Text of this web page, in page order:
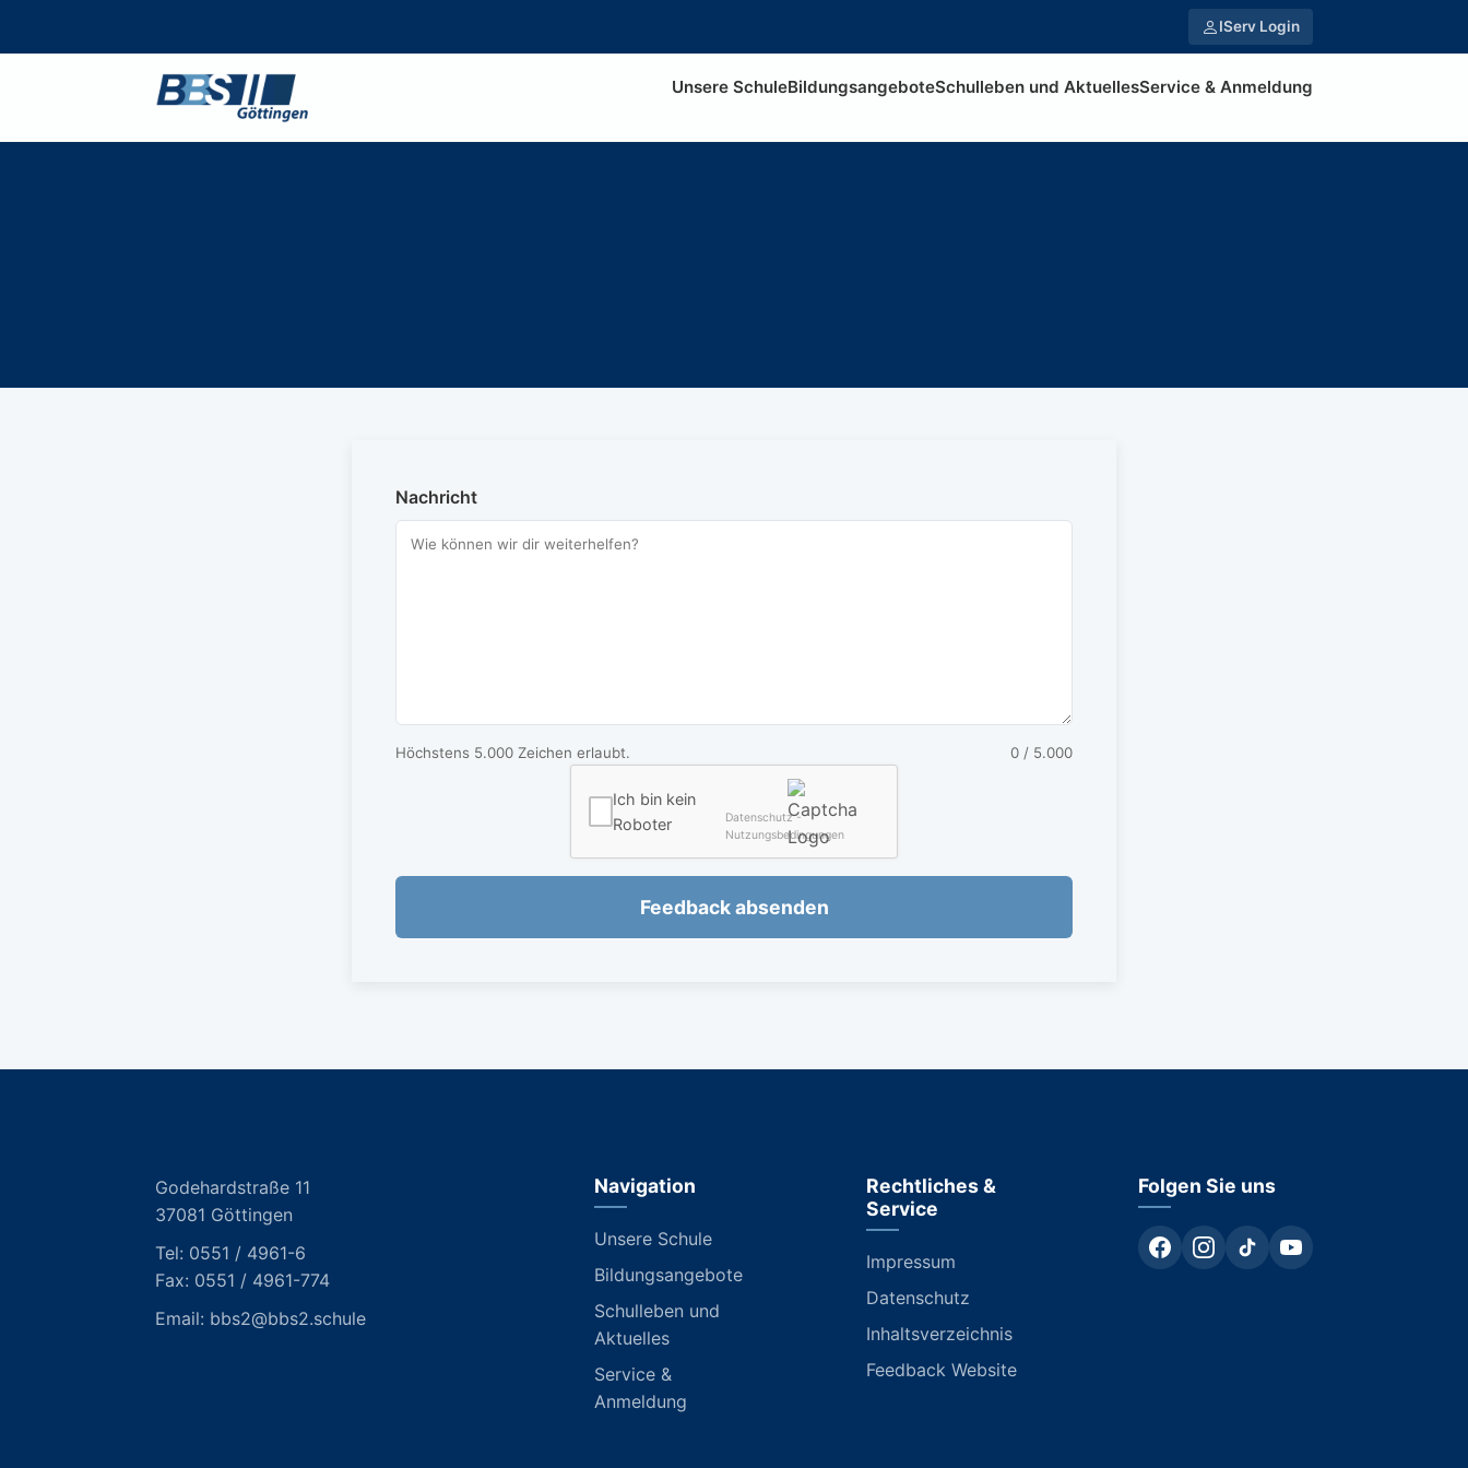
IServ Login
Unsere SchuleBildungsangeboteSchulleben und AktuellesService & Anmeldung
Nachricht
Höchstens 5.000 Zeichen erlaubt. 0 / 5.000
Ich bin kein
Roboter
Datenschutz -
Nutzungsbedingungen
Feedback absenden
Godehardstraße 11
37081 Göttingen
Tel: 0551 / 4961-6
Fax: 0551 / 4961-774
Email: bbs2@bbs2.schule
Navigation
Unsere Schule
Bildungsangebote
Schulleben und
Aktuelles
Service &
Anmeldung
Rechtliches &
Service
Impressum
Datenschutz
Inhaltsverzeichnis
Feedback Website
Folgen Sie uns